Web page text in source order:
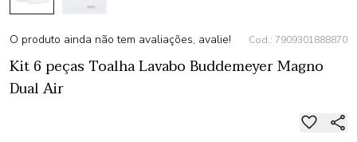
O produto ainda não tem avaliações, avalie! Cod.: 7909301888870
Kit 6 peças Toalha Lavabo Buddemeyer Magno
Dual Air